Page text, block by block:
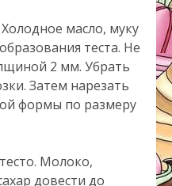
масло, муку
теста. Не
2 мм. Убрать
Затем нарезать
формы по размеру
Молоко,
довести до